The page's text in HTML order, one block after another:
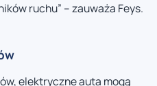
ruchu” – zauważa Feys.
elektryczne auta mogą